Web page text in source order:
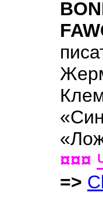
¤¤¤
=>